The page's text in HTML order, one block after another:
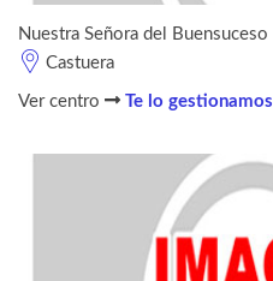
Nuestra Señora del Buensuceso
Castuera
Ver centro Te lo gestionamos